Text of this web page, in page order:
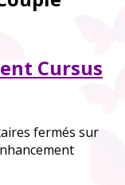
Cursus
fermés sur